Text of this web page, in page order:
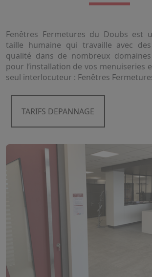
Fenêtres Fermetures du Doubs est
taille humaine qui travaille avec
qualité dans de nombreux domaines
pour l’installation de vos menuiseries
seul interlocuteur : Fenêtres
TARIFS DEPANNAGE